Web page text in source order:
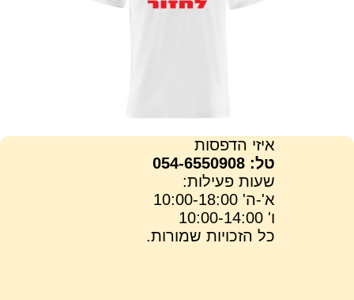
איזי הדפסות
טל: 054-6550908
שעות פעילות:
א'-ה' 10:00-18:00
ו' 10:00-14:00
כל הזכויות שמורות.